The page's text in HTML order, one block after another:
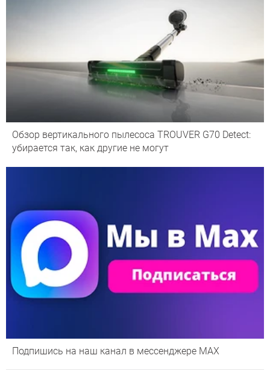
Обзор вертикального пылесоса TROUVER G70 Detect:
убирается так, как другие не могут
Подпишись на наш канал в мессенджере МАХ